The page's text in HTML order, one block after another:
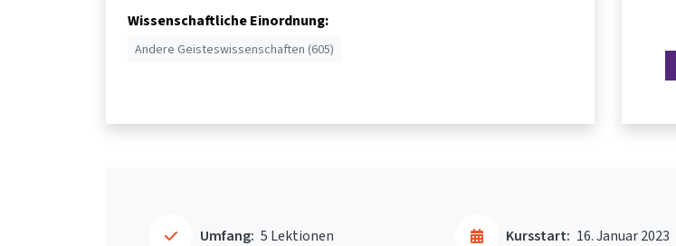
Wissenschaftliche Einordnung:
Andere Geisteswissenschaften (605)
Umfang: 5 Lektionen Kursstart: 16. Januar 2023